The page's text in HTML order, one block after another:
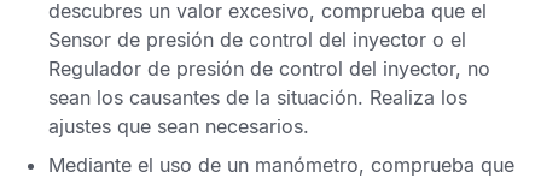
descubres un valor excesivo, comprueba que el
Sensor de presión de control del inyector o el
Regulador de presión de control del inyector, no
sean los causantes de la situación. Realiza los
ajustes que sean necesarios.
Mediante el uso de un manómetro, comprueba que